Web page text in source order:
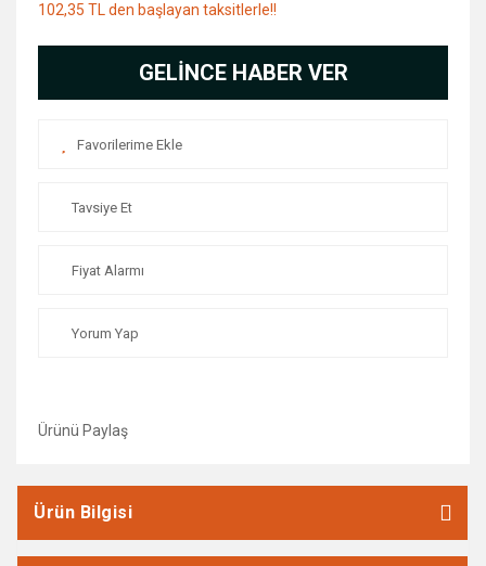
102,35 TL den başlayan taksitlerle!!
GELİNCE HABER VER
Tavsiye Et
Fiyat Alarmı
Yorum Yap
Ürünü Paylaş
Ürün Bilgisi